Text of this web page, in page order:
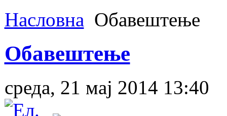
Насловна Обавештење
Обавештење
среда, 21 мај 2014 13:40